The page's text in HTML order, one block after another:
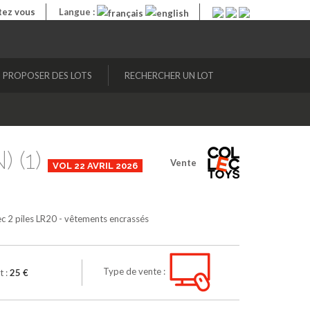
vous Langue :
PROPOSER DES LOTS RECHERCHER UN LOT
Vente
(1) VOL 22 AVRIL 2026
2 piles LR20 - vêtements encrassés
:25 € Type de vente :